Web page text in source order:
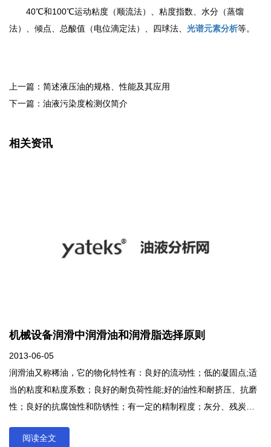
40℃和100℃运动粘度（顺流法）、粘度指数、水分（蒸馏
法）、倾点、总酸值（电位滴定法）、四球法、 光谱元素分析等。
上一篇：简述液压油的规格、性能及其应用
下一篇：油液污染度检测仪简介
相关资讯
机械设备润滑中润滑油和润滑脂选择原则
2013-06-05
润滑油又称稀油，它的物化特性有：良好的流动性；低的凝固点;适
当的粘度和粘度系数；良好的耐负荷性能;好的油性和耐挤压、抗磨
性；良好的抗腐蚀性和防锈性；有一定的精制程度；灰分、残炭及
点；好的抗氧化安全性，不易老化变质；好的离水性、抗乳化性;要
阅读全文